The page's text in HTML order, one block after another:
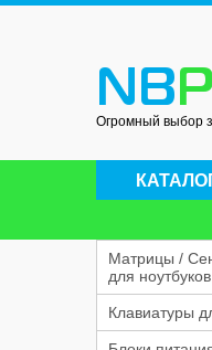
NB
Огромный выбор
Матрицы /
для ноутбуков
Клавиатуры